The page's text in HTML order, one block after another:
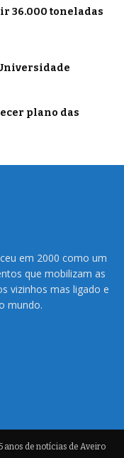
36.000 toneladas
plano das
em 2000 como um
que mobilizam as
vizinhos mas ligado e
mundo.
de notícias de Aveiro